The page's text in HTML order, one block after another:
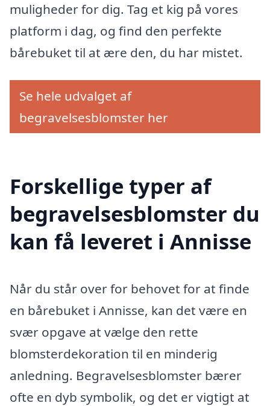
muligheder for dig. Tag et kig på vores
platform i dag, og find den perfekte
bårebuket til at ære den, du har mistet.
Se hele udvalget af
begravelsesblomster her
Forskellige typer af
begravelsesblomster du
kan få leveret i Annisse
Når du står over for behovet for at finde
en bårebuket i Annisse, kan det være en
svær opgave at vælge den rette
blomsterdekoration til en minderig
anledning. Begravelsesblomster bærer
ofte en dyb symbolik, og det er vigtigt at